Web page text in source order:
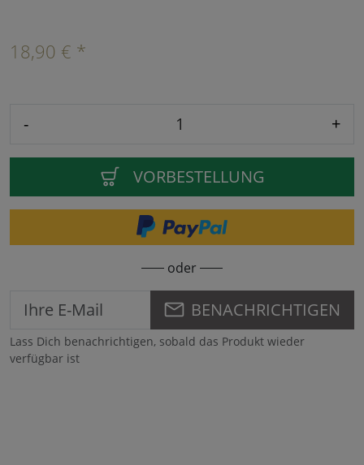
18,90 € *
- +
VORBESTELLUNG
oder
BENACHRICHTIGEN
Lass Dich benachrichtigen, sobald das Produkt wieder
verfügbar ist